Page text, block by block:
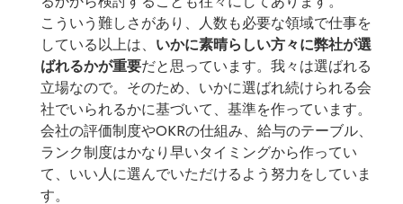
こういう難しさがあり、人数も必要な領域で仕事を
している以上は、 いかに素晴らしい方々に弊社が選
ばれるかが重要だと思っています。我々は選ばれる
立場なので。そのため、いかに選ばれ続けられる会
社でいられるかに基づいて、基準を作っています。
会社の評価制度やOKRの仕組み、給与のテーブル、
ランク制度はかなり早いタイミングから作ってい
て、いい人に選んでいただけるよう努力をしていま
す。